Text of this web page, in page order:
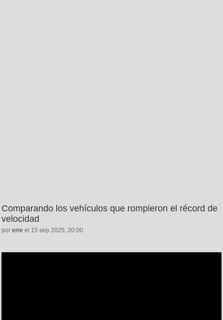
Comparando los vehículos que rompieron el récord de
velocidad
por erre el 15 sep 2025, 20:00